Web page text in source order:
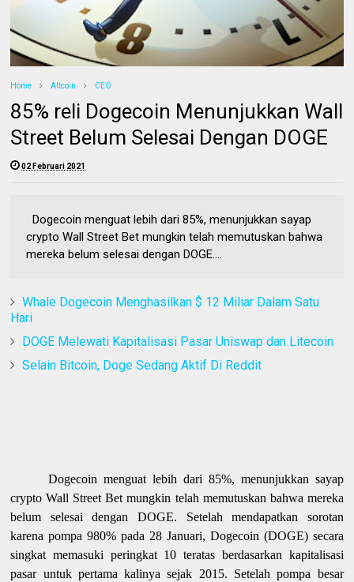
Home Altcoin CEO
85% reli Dogecoin Menunjukkan Wall
Street Belum Selesai Dengan DOGE
02 Februari 2021
Dogecoin menguat lebih dari 85%, menunjukkan sayap
crypto Wall Street Bet mungkin telah memutuskan bahwa
mereka belum selesai dengan DOGE....
Whale Dogecoin Menghasilkan $ 12 Miliar Dalam Satu
Hari
DOGE Melewati Kapitalisasi Pasar Uniswap dan Litecoin
Selain Bitcoin, Doge Sedang Aktif Di Reddit
Dogecoin menguat lebih dari 85%, menunjukkan sayap
crypto Wall Street Bet mungkin telah memutuskan bahwa mereka
belum selesai dengan DOGE. Setelah mendapatkan sorotan
karena pompa 980% pada 28 Januari, Dogecoin (DOGE) secara
singkat memasuki peringkat 10 teratas berdasarkan kapitalisasi
pasar untuk pertama kalinya sejak 2015. Setelah pompa besar